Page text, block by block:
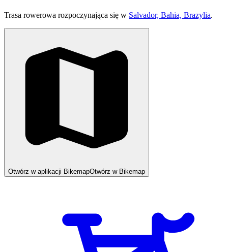
Trasa rowerowa rozpoczynająca się w Salvador, Bahia, Brazylia.
Otwórz w aplikacji BikemapOtwórz w Bikemap